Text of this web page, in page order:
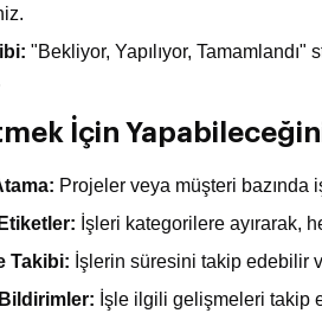
"Bekliyor, Yapılıyor,
İçin
Projeler veya müşteri bazında
İşleri kategorilere ayırarak,
Takibi: İşlerin süresini takip edebilir
İşle ilgili gelişmeleri takip